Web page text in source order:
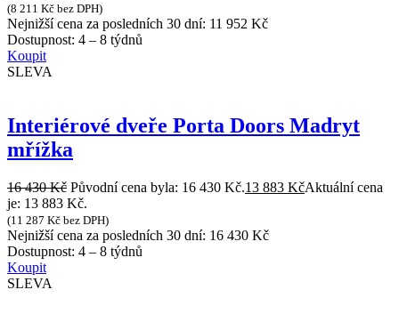
(8 211 Kč bez DPH)
Nejnižší cena za posledních 30 dní: 11 952 Kč
Dostupnost: 4 – 8 týdnů
Koupit
SLEVA
Interiérové dveře Porta Doors Madryt
mřížka
16 430Kč Původní cena byla: 16 430 Kč.13 883 KčAktuální cena
je: 13 883 Kč.
(11 287 Kč bez DPH)
Nejnižší cena za posledních 30 dní: 16 430 Kč
Dostupnost: 4 – 8 týdnů
Koupit
SLEVA